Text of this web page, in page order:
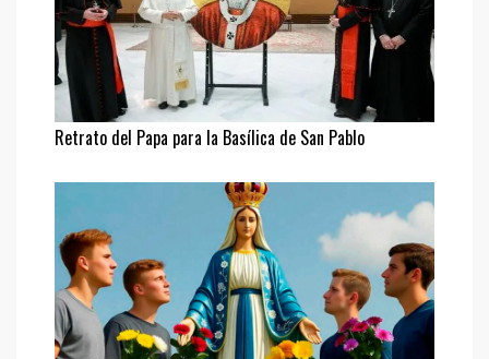
Retrato del Papa para la Basílica de San Pablo